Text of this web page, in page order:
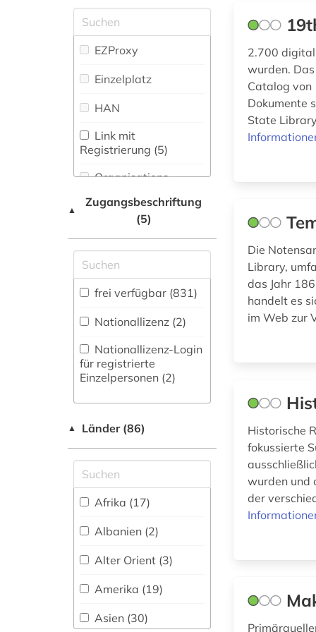
(105)
Maschinenbau (1)
Mathematik (7)
Medien- und
Kommunikationswissenschaften,
Kommunikationsdesign (45)
Medizin (12)
(19)
Musikwissenschaft
(30)
Natur- und
Umweltschutz (7)
Pädagogik (16)
Philosophie (43)
Physik (6)
Politologie (117)
Psychologie (4)
Rechtswissenschaft
(39)
Romanistik (33)
Slavistik (31)
Sondersammelgebiete
an deutschen
Bibliotheken (3)
Soziologie (69)
alighieri (2)
alltag (3)
alltagskultur (2)
alte geschichte (1)
alter orient (3)
altersversorung (1)
altertumswissenschaft
(4)
altertumswissenschaften
(1)
altes buch (3)
altes testament (2)
amerika (11)
(1)
amerikanistik (3)
amsterdam (1)
amtliche publikation
(1)
amtsdrucksache (2)
anatomie (1)
anglistik (3)
Zeitungs-,
Zeitschriftenbibliographie
(6
EZProxy
Einzelplatz
HAN
Link mit
Registrierung (5)
Organisations-
Shibboleth
Zugriff vor Ort
▲
Zugangsbeschriftung
(5)
frei verfügbar (831)
Nationallizenz (2)
Nationallizenz-Login
für registrierte
Einzelpersonen (2)
▲ Länder (86)
Afrika (17)
Albanien (2)
Alter Orient (3)
Amerika (19)
Asien (30)
2.700
wurden.
Catalog von
Dokumente
State
Die
Library,
das Jahr
handelt es
im Web zur
Historische
fokussierte
wurden und
der